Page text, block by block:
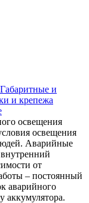
Габаритные и
и крепежа
освещения
освещения
Аварийные
от
– постоянный
аварийного
аккумулятора.